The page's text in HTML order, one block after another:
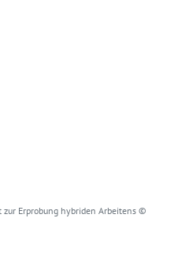
Erprobung hybriden Arbeitens ©